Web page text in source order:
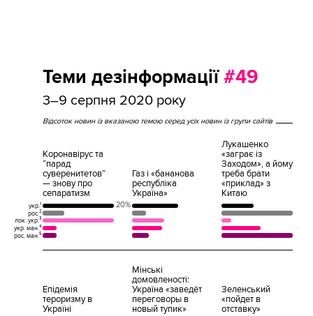
Теми дезінформації#49
3–9 серпня 2020 року
Відсоток новин із вказаною темою серед усіх новин із групи сайтів
Коронавірус та
“парад
суверенитетов”
— знову про
сепаратизм
укр.¹ 20%
рос.²
лок. укр.³
укр. ман.⁴
рос. ман.⁵
Газ і «бананова
республіка
Україна»
Лукашенко
«заграє із
Заходом», а йому
треба брати
«приклад» з
Китаю
Епідемія
тероризму в
Україні
Мінські
домовленості:
Україна «заведёт
переговоры в
новый тупик»
Зеленський
«пойдет в
отставку»